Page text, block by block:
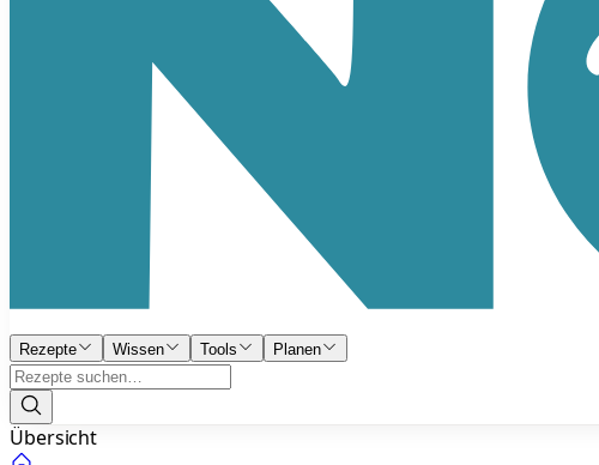
Rezepte Wissen Tools Planen
Übersicht